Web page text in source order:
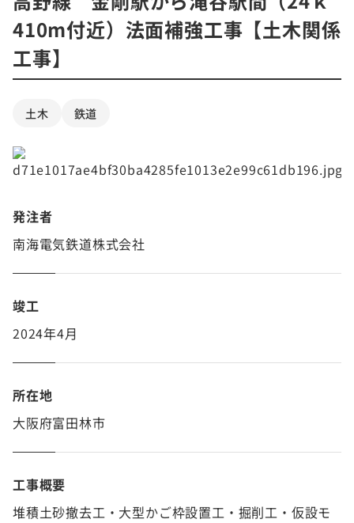
410m付近）法面補強工事【土木関係
工事】
土木 鉄道
発注者
南海電気鉄道株式会社
竣工
2024年4月
所在地
大阪府富田林市
工事概要
堆積土砂撤去工・大型かご枠設置工・掘削工・仮設モ